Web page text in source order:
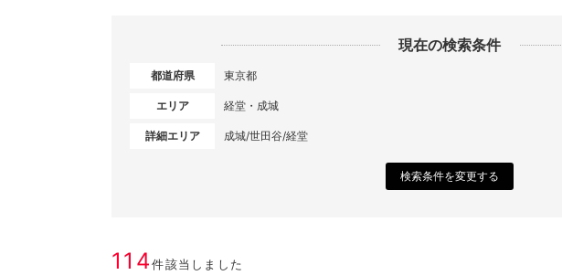
現在の検索条件
都道府県 東京都
エリア 経堂・成城
詳細エリア 成城/世田谷/経堂
検索条件を変更する
114件該当しました